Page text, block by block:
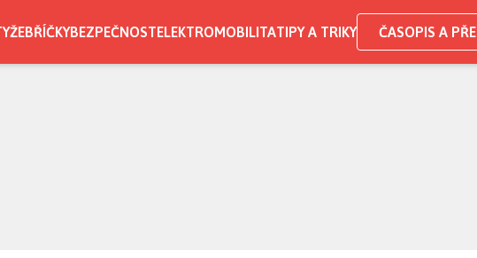
ŽEBŘÍČKYBEZPEČNOSTELEKTROMOBILITATIPY A TRIKY ČASOPIS A